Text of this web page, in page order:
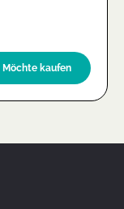
Möchte kaufen